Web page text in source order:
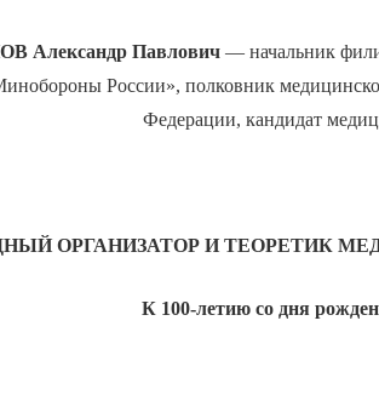
Александр Павлович— начальник
России», полковник
Федерации, кандидат
ОРГАНИЗАТОР И ТЕОРЕТИК
К 100-летию со дня